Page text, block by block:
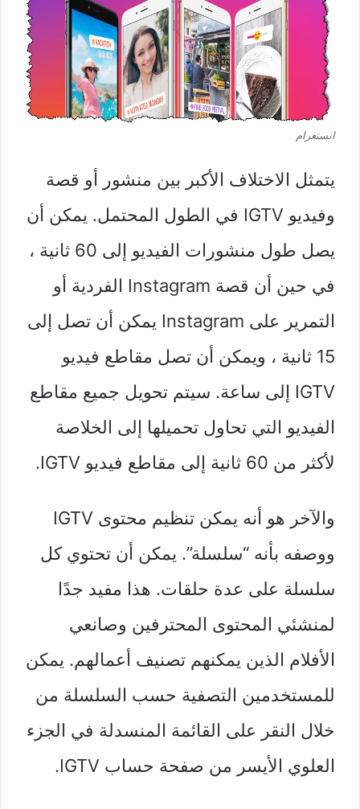
انستغرام
يتمثل الاختلاف الأكبر بين منشور أو قصة
وفيديو IGTV في الطول المحتمل. يمكن أن
يصل طول منشورات الفيديو إلى 60 ثانية ،
في حين أن قصة Instagram الفردية أو
التمرير على Instagram يمكن أن تصل إلى
15 ثانية ، ويمكن أن تصل مقاطع فيديو
IGTV إلى ساعة. سيتم تحويل جميع مقاطع
الفيديو التي تحاول تحميلها إلى الخلاصة
لأكثر من 60 ثانية إلى مقاطع فيديو IGTV.
والآخر هو أنه يمكن تنظيم محتوى IGTV
ووصفه بأنه “سلسلة”. يمكن أن تحتوي كل
سلسلة على عدة حلقات. هذا مفيد جدًا
لمنشئي المحتوى المحترفين وصانعي
الأفلام الذين يمكنهم تصنيف أعمالهم. يمكن
للمستخدمين التصفية حسب السلسلة من
خلال النقر على القائمة المنسدلة في الجزء
العلوي الأيسر من صفحة حساب IGTV.